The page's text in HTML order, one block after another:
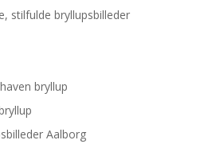
stilfulde bryllupsbilleder
bryllup
Aalborg